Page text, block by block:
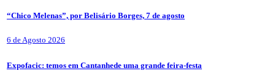
“Chico Melenas”, por Belisário Borges, 7 de agosto
6 de Agosto 2026
Expofacic: temos em Cantanhede uma grande feira-festa